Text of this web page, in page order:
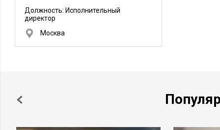
Должность: Исполнительный
директор
Москва